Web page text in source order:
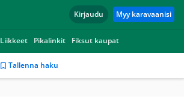
Kirjaudu Myy karavaanisi
Liikkeet Pikalinkit Fiksut kaupat
Tallenna haku